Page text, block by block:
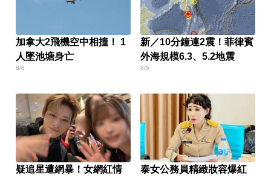
加拿大2飛機空中相撞！ 1
人墜池塘身亡
8/6
新／10分鐘連2震！菲律賓
外海規模6.3、5.2地震
8/5
疑追星遭網暴！女網紅情
泰女公務員精緻妝容爆紅